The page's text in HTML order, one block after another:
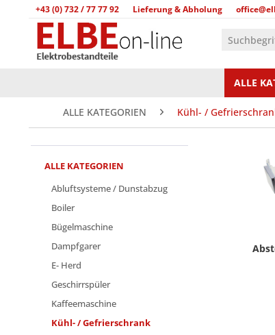
+43 (0) 732 / 77 77 92 Lieferung & Abholung
ALLE
ALLE KATEGORIEN Kühl- /
ALLE KATEGORIEN
Abluftsysteme / Dunstabzug
Boiler
Bügelmaschine
Dampfgarer
E- Herd
Geschirrspüler
Kaffeemaschine
Kühl- / Gefrierschrank